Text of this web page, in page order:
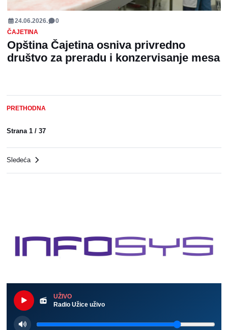
24.06.2026.
0
ČAJETINA
Opština Čajetina osniva privredno
društvo za preradu i konzervisanje mesa
PRETHODNA
Strana 1 / 37
Sledeća
UŽIVO
Radio Užice uživo